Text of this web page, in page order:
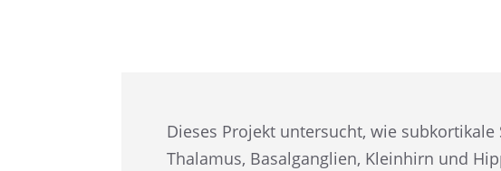
Dieses Projekt unter­sucht, wie
Thala­mus, Basal­gan­glien, Klein­hirn und